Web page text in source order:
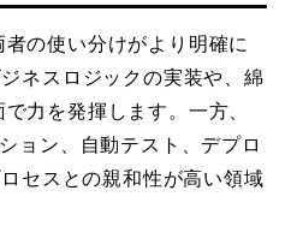
の使い分けがより明確に
ネスロジックの実装や、綿
力を発揮します。一方、
ョン、自動テスト、デプロ
セスとの親和性が高い領域